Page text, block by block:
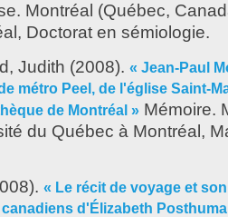
Montréal (Québec,
Doctorat en sémiologie.
Judith (2008). « Jean-Paul
métro Peel, de l'église Saint-
de Montréal » Mémoire.
du Québec à Montréal,
« Le récit de voyage et
d'Élizabeth